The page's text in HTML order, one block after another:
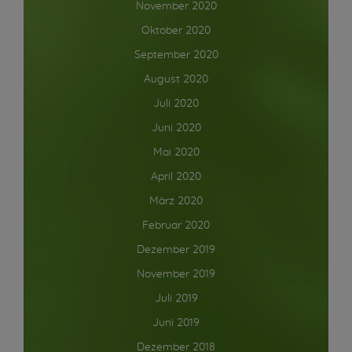
November 2020
Oktober 2020
September 2020
August 2020
Juli 2020
Juni 2020
Mai 2020
April 2020
März 2020
Februar 2020
Dezember 2019
November 2019
Juli 2019
Juni 2019
Dezember 2018